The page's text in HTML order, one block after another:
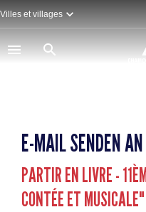
Direkt
zum
Inhalt
Villes et villages
E-MAIL SENDEN AN
PARTIR EN LIVRE -
CONTÉE ET MUSICALE"